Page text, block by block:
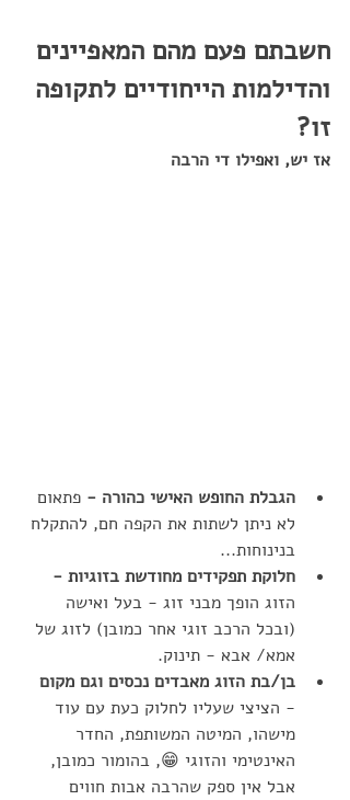
חשבתם פעם מהם המאפיינים
והדילמות הייחודיים לתקופה
זו?
אז יש, ואפילו די הרבה
הגבלת החופש האישי כהורה - פתאום
לא ניתן לשתות את הקפה חם, להתקלח
בנינוחות...
חלוקת תפקידים מחודשת בזוגיות -
הזוג הופך מבני זוג - בעל ואישה
(ובכל הרכב זוגי אחר כמובן) לזוג של
אמא/ אבא - תינוק.
בן/בת הזוג מאבדים נכסים וגם מקום
- הציצי שעליו לחלוק כעת עם עוד
מישהו, המיטה המשותפת, החדר
האינטימי והזוגי 😁, בהומור כמובן,
אבל אין ספק שהרבה אבות חווים